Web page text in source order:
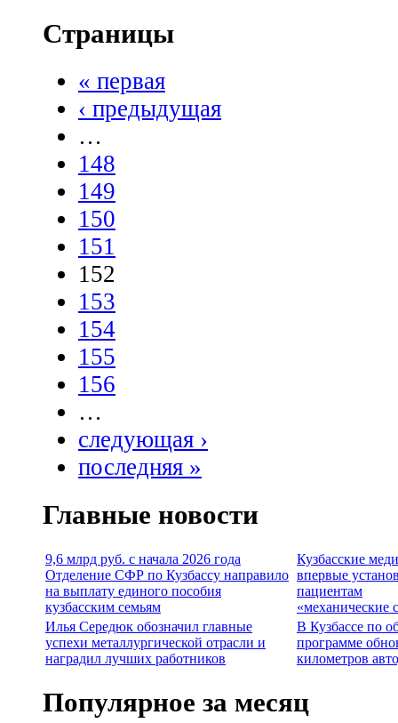
Страницы
« первая
‹ предыдущая
…
148
149
150
151
152
153
154
155
156
…
следующая ›
последняя »
Главные новости
9,6 млрд руб. с начала 2026 года
Отделение СФР по Кузбассу направило
на выплату единого пособия
кузбасским семьям
Кузбасские
впервые
пациентам
«механические
Илья Середюк обозначил главные
успехи металлургической отрасли и
наградил лучших работников
В Кузбассе по
программе
километров
Популярное за месяц